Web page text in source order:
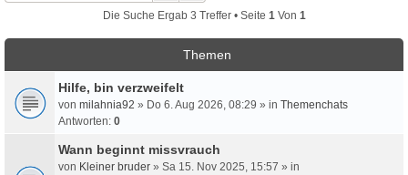
Die Suche Ergab 3 Treffer • Seite 1 Von 1
Themen
Hilfe, bin verzweifelt
von milahnia92 » Do 6. Aug 2026, 08:29 » in Themenchats
Antworten: 0
Wann beginnt missvrauch
von Kleiner bruder » Sa 15. Nov 2025, 15:57 » in